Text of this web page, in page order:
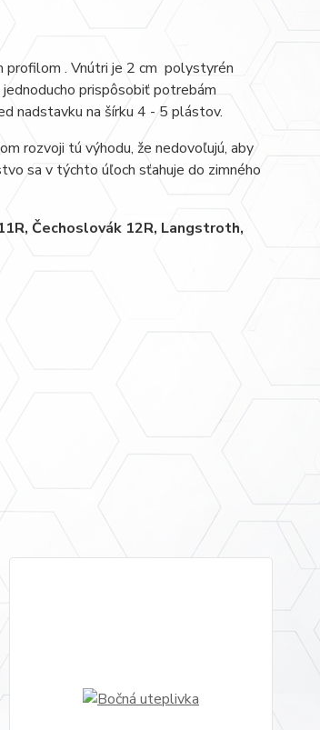
profilom . Vnútri je 2 cm polystyrén
prispôsobiť potrebám
nadstavku na šírku 4 - 5 plástov.
rozvoji tú výhodu, že nedovoľujú, aby
sa v týchto úľoch sťahuje do zimného
Čechoslovák 12R, Langstroth,